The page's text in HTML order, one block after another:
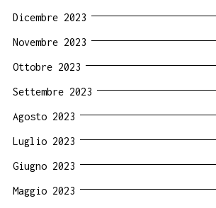
Dicembre 2023
Novembre 2023
Ottobre 2023
Settembre 2023
Agosto 2023
Luglio 2023
Giugno 2023
Maggio 2023